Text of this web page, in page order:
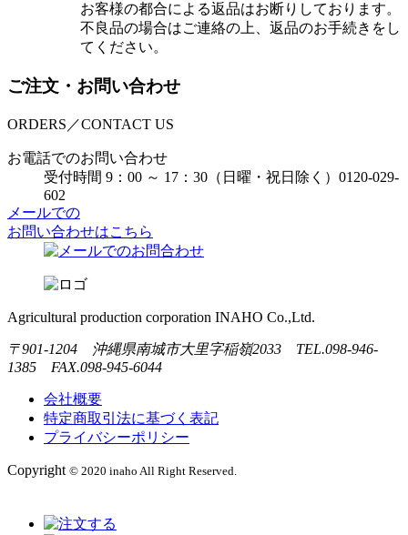
お客様の都合による返品はお断りしております。
不良品の場合はご連絡の上、返品のお手続きをし
てください。
ご注文・お問い合わせ
ORDERS／CONTACT US
お電話でのお問い合わせ
受付時間 9：00 ～ 17：30（日曜・祝日除く） 0120-029-
602
メールでの
お問い合わせはこちら
Agricultural production corporation INAHO Co.,Ltd.
〒901-1204 沖縄県南城市大里字稲嶺2033 TEL.098-946-
1385 FAX.098-945-6044
会社概要
特定商取引法に基づく表記
プライバシーポリシー
Copyright © 2020 inaho All Right Reserved.